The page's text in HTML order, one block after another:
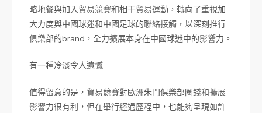
略地餐與加入貿易競賽和相干貿易運動，轉向了重視加
大力度與中國球迷和中國足球的聯絡接觸，以深刻推行
俱樂部的brand，全力擴展本身在中國球迷中的影響力。
有一種冷淡令人遺憾
值得留意的是，貿易競賽對歐洲朱門俱樂部圈錢和擴展
影響力很有利，但在舉行經過歷程中，也能夠呈現如許